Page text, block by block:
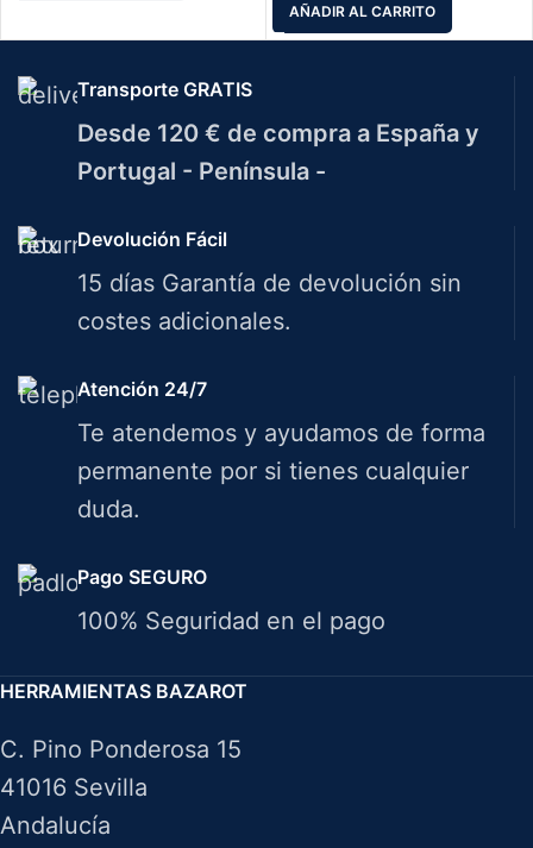
AÑADIR AL CARRITO
Transporte GRATIS
Desde 120 € de compra a España y
Portugal - Península -
Devolución Fácil
15 días Garantía de devolución sin
costes adicionales.
Atención 24/7
Te atendemos y ayudamos de forma
permanente por si tienes cualquier
duda.
Pago SEGURO
100% Seguridad en el pago
HERRAMIENTAS BAZAROT
C. Pino Ponderosa 15
41016 Sevilla
Andalucía